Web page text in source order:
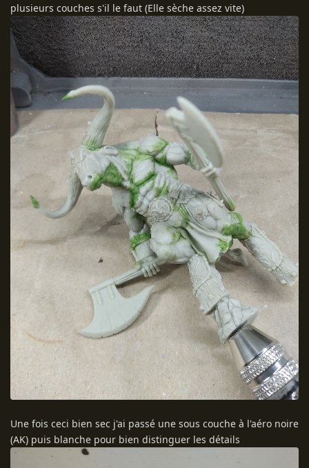
plusieurs couches s'il le faut (Elle sèche assez vite)
Une fois ceci bien sec j'ai passé une sous couche à l'aéro noire
(AK) puis blanche pour bien distinguer les détails